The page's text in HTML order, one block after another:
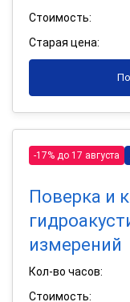
Стоимость:
Старая цена:
-17% до 17 августа
Поверка и
измерений
Кол-во часов:
Стоимость: